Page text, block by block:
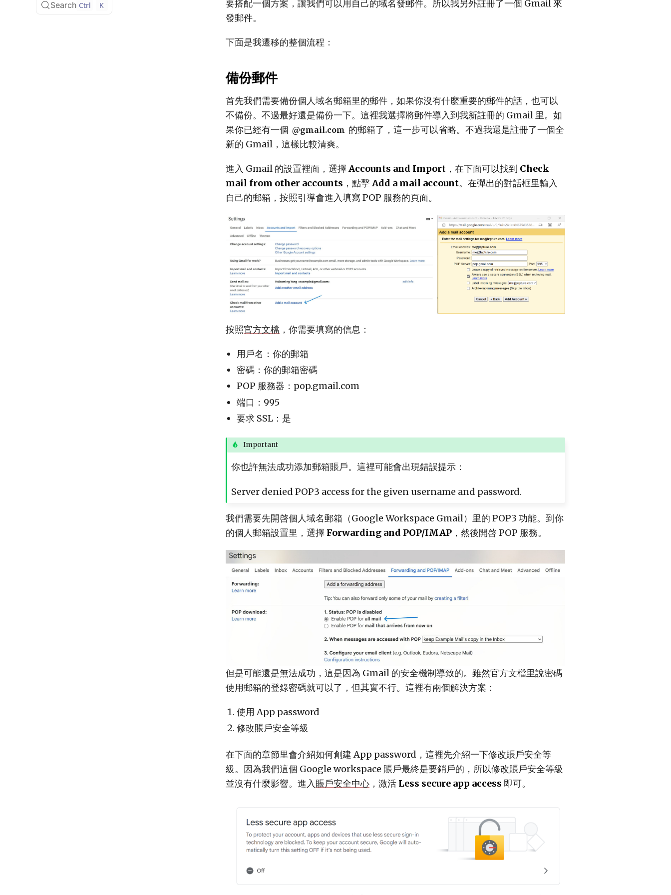
Search Ctrl K
要搭配一個方案，讓我們可以用自己的域名發郵件。所以我另外註冊了一個 Gmail 來
發郵件。
下面是我遷移的整個流程：
備份郵件
首先我們需要備份個人域名郵箱里的郵件，如果你沒有什麼重要的郵件的話，也可以
不備份。不過最好還是備份一下。這裡我選擇將郵件導入到我新註冊的 Gmail 里。如
果你已經有一個 @gmail.com 的郵箱了，這一步可以省略。不過我還是註冊了一個全
新的 Gmail，這樣比較清爽。
進入 Gmail 的設置裡面，選擇Accounts and Import ，在下面可以找到 Check
mail from other accounts ，點擊Add a mail account。在彈出的對話框里輸入
自己的郵箱，按照引導會進入填寫 POP 服務的頁面。
按照官方文檔 ，你需要填寫的信息：
用戶名：你的郵箱
密碼：你的郵箱密碼
POP 服務器：pop.gmail.com
端口：995
要求 SSL：是
Important
你也許無法成功添加郵箱賬戶。這裡可能會出現錯誤提示：
Server denied POP3 access for the given username and password.
我們需要先開啓個人域名郵箱（Google Workspace Gmail）里的 POP3 功能。到你
的個人郵箱設置里，選擇 Forwarding and POP/IMAP ，然後開啓 POP 服務。
但是可能還是無法成功，這是因為 Gmail 的安全機制導致的。雖然官方文檔里說密碼
使用郵箱的登錄密碼就可以了，但其實不行。這裡有兩個解決方案：
使用 App password
修改賬戶安全等級
在下面的章節里會介紹如何創建 App password，這裡先介紹一下修改賬戶安全等
級。因為我們這個 Google workspace 賬戶最終是要銷戶的，所以修改賬戶安全等級
並沒有什麼影響。進入賬戶安全中心 ，激活 Less secure app access 即可。